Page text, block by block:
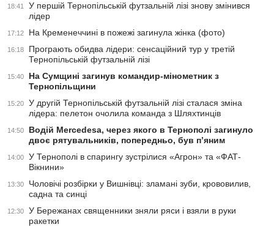
18:41
У першій Тернопільській футзальній лізі знову змінився
лідер
17:12 На Кременеччині в пожежі загинула жінка (фото)
16:18
Програють обидва лідери: сенсаційний тур у третій
Тернопільській футзальній лізі
15:40
На Сумщині загинув командир-мінометник з
Тернопільщини
15:20
У другій Тернопільській футзальній лізі сталася зміна
лідера: пелетон очолила команда з Шляхтинців
14:50
Водій Mercedesа, через якого в Тернополі загинуло
двоє рятувальників, попередньо, був п’яним
14:00
У Тернополі в спарингу зустрілися «Агрон» та «ФАТ-
Вікнини»
13:30
Чоловічі розбірки у Вишнівці: зламані зуби, крововилив,
садна та синці
12:30
У Бережанах священники зняли ряси і взяли в руки
ракетки